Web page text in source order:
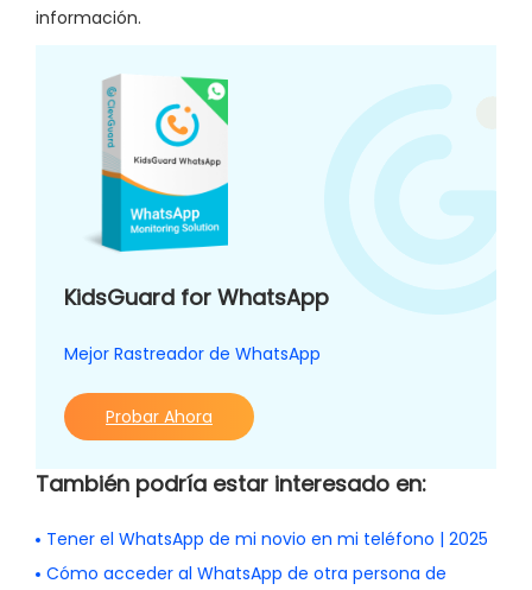
información.
KidsGuard for WhatsApp
Mejor Rastreador de WhatsApp
Probar Ahora
También podría estar interesado en:
Tener el WhatsApp de mi novio en mi teléfono | 2025
Cómo acceder al WhatsApp de otra persona de